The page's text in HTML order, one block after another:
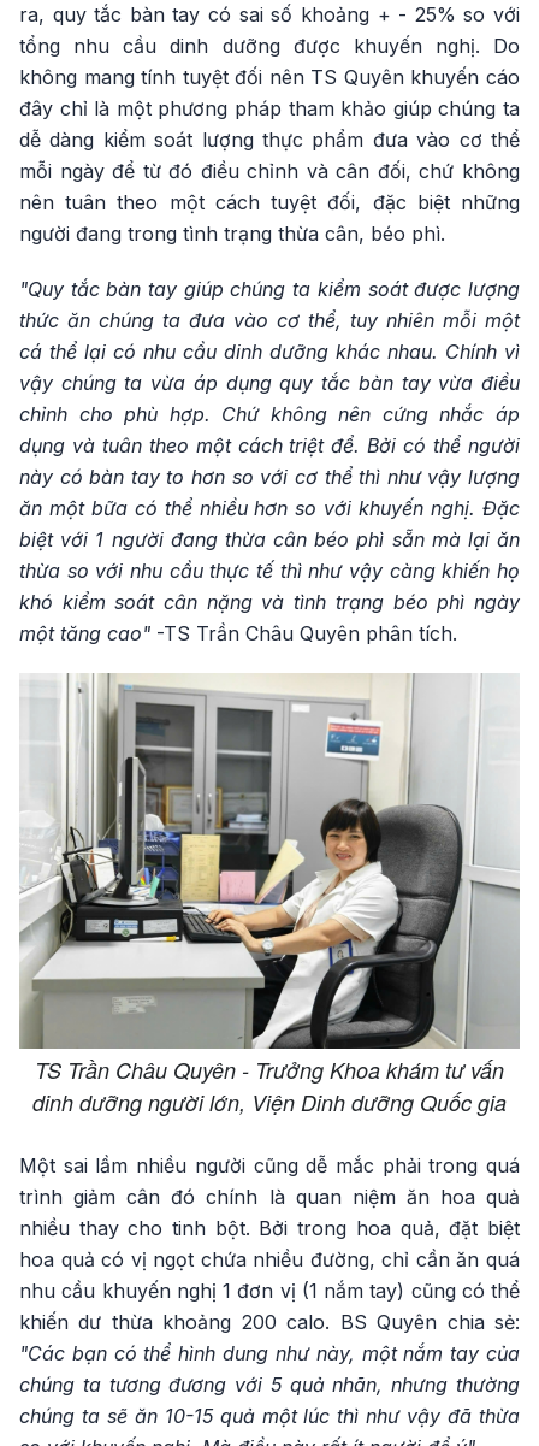
ra, quy tắc bàn tay có sai số khoảng + - 25% so với
tổng nhu cầu dinh dưỡng được khuyến nghị. Do
không mang tính tuyệt đối nên TS Quyên khuyến cáo
đây chỉ là một phương pháp tham khảo giúp chúng ta
dễ dàng kiểm soát lượng thực phẩm đưa vào cơ thể
mỗi ngày để từ đó điều chỉnh và cân đối, chứ không
nên tuân theo một cách tuyệt đối, đặc biệt những
người đang trong tình trạng thừa cân, béo phì.
"Quy tắc bàn tay giúp chúng ta kiểm soát được lượng
thức ăn chúng ta đưa vào cơ thể, tuy nhiên mỗi một
cá thể lại có nhu cầu dinh dưỡng khác nhau. Chính vì
vậy chúng ta vừa áp dụng quy tắc bàn tay vừa điều
chỉnh cho phù hợp. Chứ không nên cứng nhắc áp
dụng và tuân theo một cách triệt để. Bởi có thể người
này có bàn tay to hơn so với cơ thể thì như vậy lượng
ăn một bữa có thể nhiều hơn so với khuyến nghị. Đặc
biệt với 1 người đang thừa cân béo phì sẵn mà lại ăn
thừa so với nhu cầu thực tế thì như vậy càng khiến họ
khó kiểm soát cân nặng và tình trạng béo phì ngày
một tăng cao" -TS Trần Châu Quyên phân tích.
TS Trần Châu Quyên - Trưởng Khoa khám tư vấn
dinh dưỡng người lớn, Viện Dinh dưỡng Quốc gia
Một sai lầm nhiều người cũng dễ mắc phải trong quá
trình giảm cân đó chính là quan niệm ăn hoa quả
nhiều thay cho tinh bột. Bởi trong hoa quả, đặt biệt
hoa quả có vị ngọt chứa nhiều đường, chỉ cần ăn quá
nhu cầu khuyến nghị 1 đơn vị (1 nắm tay) cũng có thể
khiến dư thừa khoảng 200 calo. BS Quyên chia sẻ:
"Các bạn có thể hình dung như này, một nắm tay của
chúng ta tương đương với 5 quả nhãn, nhưng thường
chúng ta sẽ ăn 10-15 quả một lúc thì như vậy đã thừa